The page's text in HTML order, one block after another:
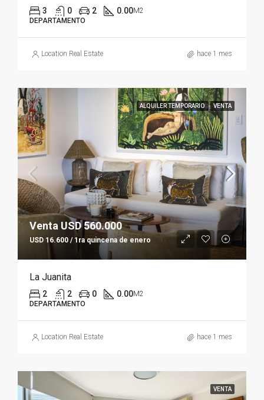
3 0 2 0.00M2
DEPARTAMENTO
Location Real Estate hace 1 mes
ALQUILER TEMPORARIO VENTA
Venta USD 560.000
USD 16.600 / 1ra quincena de enero
La Juanita
2 2 0 0.00M2
DEPARTAMENTO
Location Real Estate hace 1 mes
VENTA